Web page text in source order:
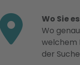
Wo Sie
Wo
welchem
der